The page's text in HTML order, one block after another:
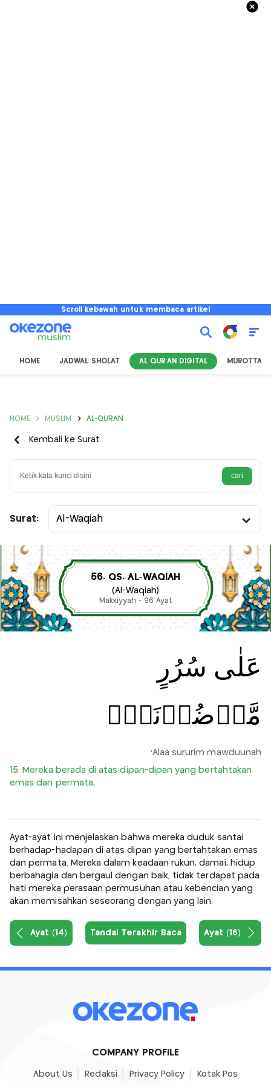
Scroll kebawah untuk membaca artikel
HOME JADWAL SHOLAT AL QUR'AN DIGITAL MUROTTAL
HOME MUSLIM AL-QURAN
Kembali ke Surat
Surat: Al-Waqiah
56. QS. AL-WAQIAH
(Al-Waqiah)
Makkiyyah - 96 Ayat
عَلٰى سُرُرٍ
مَّوۡضُوۡنَةٍۙ
'Alaa sururim mawduunah
15. Mereka berada di atas dipan-dipan yang bertahtakan
emas dan permata,
Ayat-ayat ini menjelaskan bahwa mereka duduk santai
berhadap-hadapan di atas dipan yang bertahtakan emas
dan permata. Mereka dalam keadaan rukun, damai, hidup
berbahagia dan bergaul dengan baik; tidak terdapat pada
hati mereka perasaan permusuhan atau kebencian yang
akan memisahkan seseorang dengan yang lain.
Ayat (14) Tandai Terakhir Baca Ayat (16)
COMPANY PROFILE
About Us Redaksi Privacy Policy Kotak Pos